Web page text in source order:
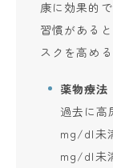
康に効果的
習慣がある
スクを高め
薬物療法
過去に高
mg/dl未
mg/dl未